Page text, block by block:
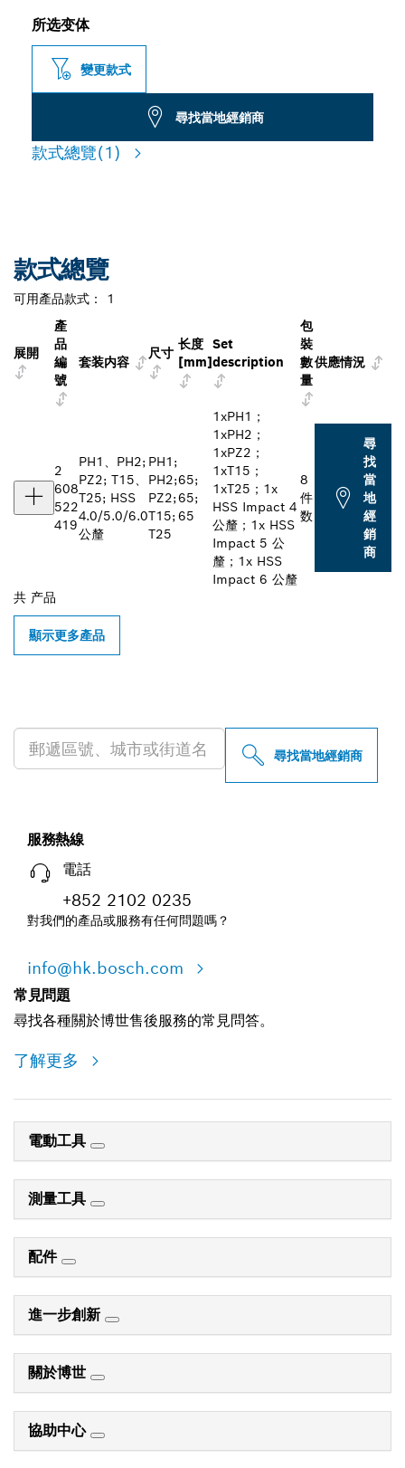
所选变体
變更款式
尋找當地經銷商
款式總覽(1)
款式總覽
可用產品款式： 1
展開
產
品
編
號
套装内容
尺寸
长度
[mm]
Set
description
包
裝
數
量
供應情況
2
608
522
419
PH1、PH2;
PZ2; T15、
T25; HSS
4.0/5.0/6.0
公釐
PH1;
PH2;
PZ2;
T15;
T25
65;
65;
65
1xPH1；
1xPH2；
1xPZ2；
1xT15；
1xT25；1x
HSS Impact 4
公釐；1x HSS
Impact 5 公
釐；1x HSS
Impact 6 公釐
8
件
数
尋
找
當
地
經
銷
商
共 产品
顯示更多產品
尋找當地經銷商
服務熱線
電話
+852 2102 0235
對我們的產品或服務有任何問題嗎？
info@hk.bosch.com
常見問題
尋找各種關於博世售後服務的常見問答。
了解更多
電動工具
測量工具
配件
進一步創新
關於博世
協助中心